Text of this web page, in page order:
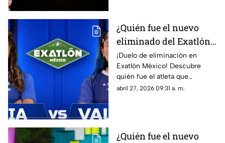
¿Quién fue el nuevo
eliminado del Exatlón
México 2026? El equipo
azul pierde a un
miembro de su equipo
¡Duelo de eliminación en
Exatlón México! Descubre
quién fue el atleta que
abandonó las tierras y las
abril 27, 2026 09:31 a. m.
¿Quién fue el nuevo